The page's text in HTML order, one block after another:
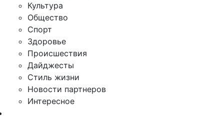
Культура
Общество
Спорт
Здоровье
Происшествия
Дайджесты
Стиль жизни
Новости партнеров
Интересное